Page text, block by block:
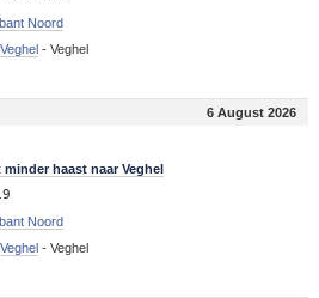
Noord
Veghel- Veghel
6 August 2026
haast naar Veghel
Noord
Veghel- Veghel